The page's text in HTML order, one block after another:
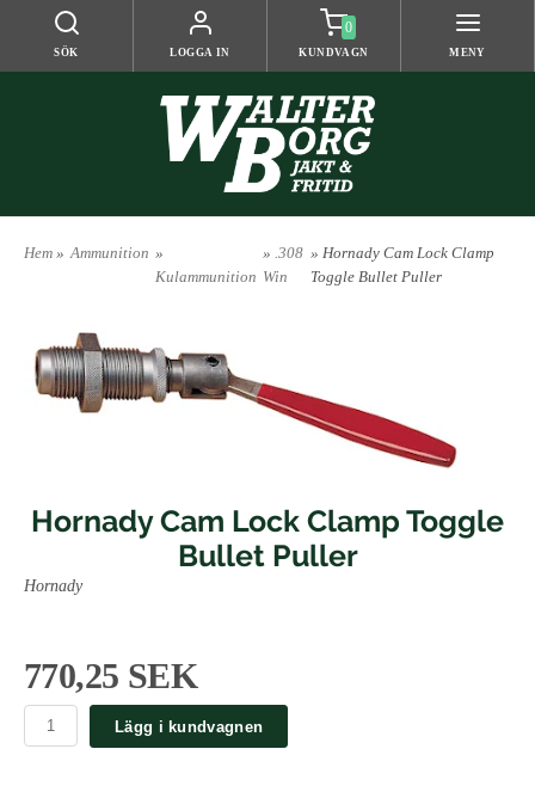
SÖK LOGGA IN
0
KUNDVAGN MENY
Hem » Ammunition »
Kulammunition
» .308
Win
» Hornady Cam Lock Clamp
Toggle Bullet Puller
Hornady Cam Lock Clamp Toggle
Bullet Puller
Hornady
770,25 SEK
Lägg i kundvagnen